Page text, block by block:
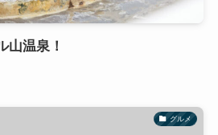
山温泉！
グルメ